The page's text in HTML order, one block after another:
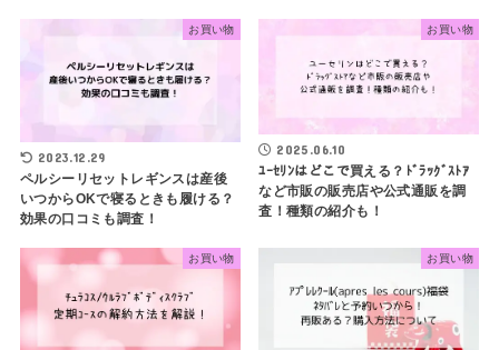
お買い物
2023.12.29
ペルシーリセットレギンスは産後
いつからOKで寝るときも履ける？
効果の口コミも調査！
お買い物
2025.06.10
ﾕｰｾﾘﾝはどこで買える？ﾄﾞﾗｯｸﾞｽﾄｱ
など市販の販売店や公式通販を調
査！種類の紹介も！
お買い物 お買い物